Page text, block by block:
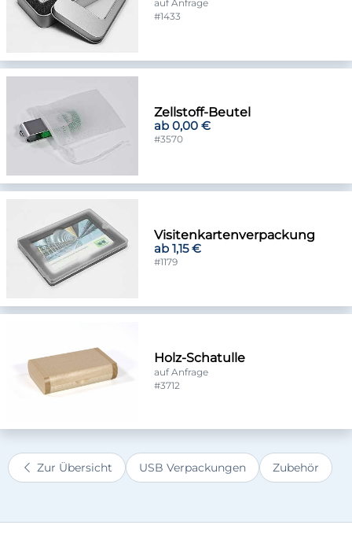
auf Anfrage
#1433
Zellstoff-Beutel
ab 0,00 €
#3570
Visitenkartenverpackung
ab 1,15 €
#1179
Holz-Schatulle
auf Anfrage
#3712
Zur Übersicht USB Verpackungen Zubehör